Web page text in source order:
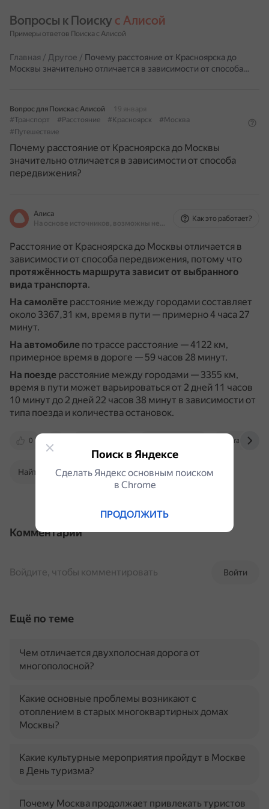
Вопросы к Поиску с Алисой
Примеры ответов Поиска с Алисой
Главная / Другое / Почему расстояние от Красноярска до
Москвы значительно отличается в зависимости от способа…
Вопрос для Поиска с Алисой
19 января
#Транспорт
#Расстояние #Красноярск
#Москва
#Путешествие
Почему расстояние от Красноярска до Москвы
значительно отличается в зависимости от способа
передвижения?
Алиса
На основе источников, возможны неточности
Как это работает?
Расстояние от Красноярска до Москвы отличается в
зависимости от способа передвижения, потому что
протяжённость маршрута зависит от выбранного
вида транспорта.
На самолёте расстояние между городами составляет
около 3367,31 км, время в пути — примерно 4 часа 27
минут.
На автомобиле по трассе расстояние — 4122 км,
примерное время в дороге — 59 часов 28 минут.
На поезде расстояние между городами — 3355 км,
время в пути может варьироваться от 2 дней 11 часов
10 минут до 2 дней 22 часов 38 минут в зависимости от
типа поезда и количества остановок.
0 trace.ati.su
Найти в Поиске
Комментарии
Войти
Войдите, чтобы комментировать
Ещё по теме
Чем отличается двухполосная дорога от
многополосной?
Какие основные проблемы возникают с
отоплением в старых многоквартирных домах
Москвы?
Какие культурные мероприятия пройдут в Москве
в День туризма?
Почему Москва продолжает привлекать туристов
Поиск в Яндексе
Сделать Яндекс основным поиском
в Сhrome
ПРОДОЛЖИТЬ